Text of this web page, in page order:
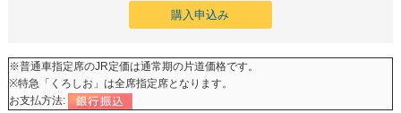
購入申込み
※普通車指定席のJR定価は通常期の片道価格です。
※特急「くろしお」は全席指定席となります。
お支払方法: